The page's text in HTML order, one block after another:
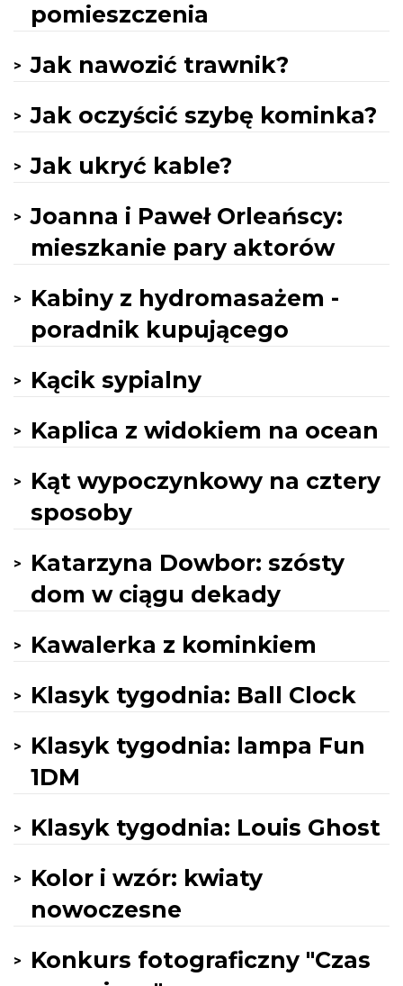
pomieszczenia
Jak nawozić trawnik?
Jak oczyścić szybę kominka?
Jak ukryć kable?
Joanna i Paweł Orleańscy:
mieszkanie pary aktorów
Kabiny z hydromasażem -
poradnik kupującego
Kącik sypialny
Kaplica z widokiem na ocean
Kąt wypoczynkowy na cztery
sposoby
Katarzyna Dowbor: szósty
dom w ciągu dekady
Kawalerka z kominkiem
Klasyk tygodnia: Ball Clock
Klasyk tygodnia: lampa Fun
1DM
Klasyk tygodnia: Louis Ghost
Kolor i wzór: kwiaty
nowoczesne
Konkurs fotograficzny "Czas